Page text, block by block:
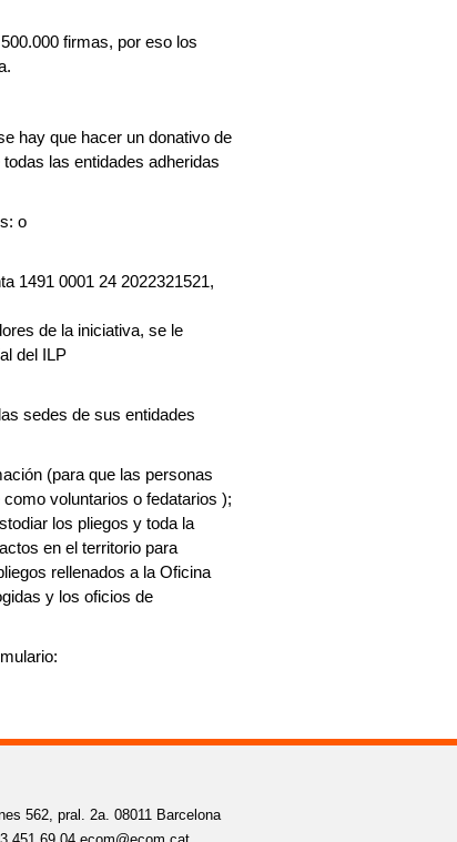
firmas, por eso los
hay que hacer un donativo de
las entidades adheridas
o
1491 0001 24 2022321521,
de la iniciativa, se le
del ILP
sedes de sus entidades
(para que las personas
voluntarios o fedatarios );
los pliegos y toda la
en el territorio para
rellenados a la Oficina
y los oficios de
562, pral. 2a. 08011 Barcelona